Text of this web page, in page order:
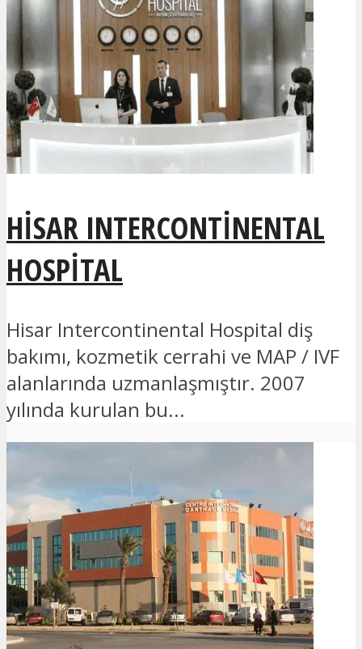
HISAR INTERCONTINENTAL
HOSPITAL
Hisar Intercontinental Hospital diş
bakımı, kozmetik cerrahi ve MAP / IVF
alanlarında uzmanlaşmıştır. 2007
yılında kurulan bu...